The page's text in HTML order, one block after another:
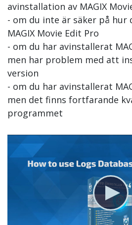
avinstallation av MAGIX
- om du inte är säker på hur
MAGIX Movie Edit Pro
- om du har avinstallerat
men har problem med att
version
- om du har avinstallerat
men det finns fortfarande
programmet